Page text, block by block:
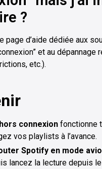
?
page d’aide dédiée aux
et au dépannage
etc.).
connexion fonctionne
vos playlists à l’avance.
Spotify en mode
lancez la lecture depuis